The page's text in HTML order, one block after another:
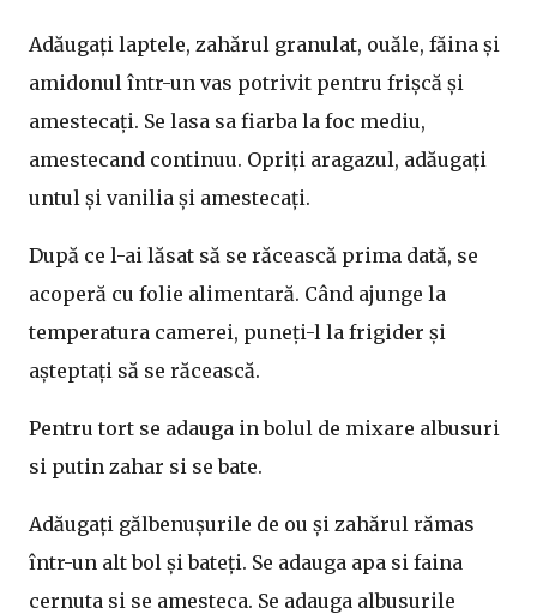
Adăugați laptele, zahărul granulat, ouăle, făina și
amidonul într-un vas potrivit pentru frișcă și
amestecați. Se lasa sa fiarba la foc mediu,
amestecand continuu. Opriți aragazul, adăugați
untul și vanilia și amestecați.
După ce l-ai lăsat să se răcească prima dată, se
acoperă cu folie alimentară. Când ajunge la
temperatura camerei, puneți-l la frigider și
așteptați să se răcească.
Pentru tort se adauga in bolul de mixare albusuri
si putin zahar si se bate.
Adăugați gălbenușurile de ou și zahărul rămas
într-un alt bol și bateți. Se adauga apa si faina
cernuta si se amesteca. Se adauga albusurile